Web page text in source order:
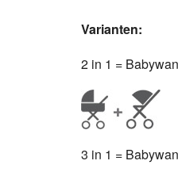
Varianten:
2 in 1 =
3 in 1 =